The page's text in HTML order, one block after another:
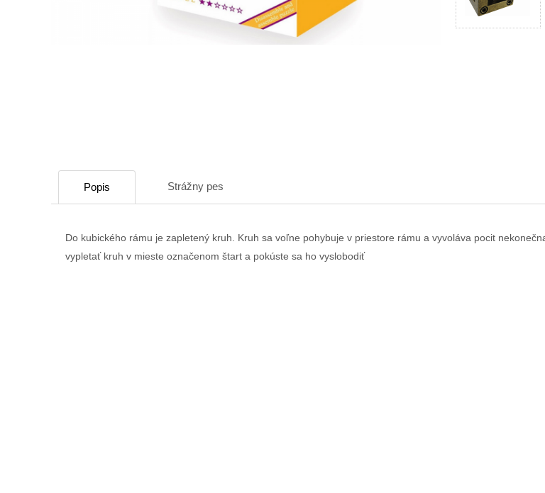
Popis Strážny pes
Do kubického rámu je zapletený kruh. Kruh sa voľne pohybuje v priestore rámu a vyvoláva pocit
vypletať kruh v mieste označenom štart a pokúste sa ho vyslobodiť